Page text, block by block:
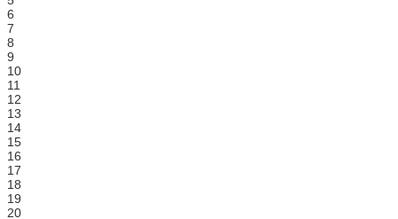
6
7
8
9
10
11
12
13
14
15
16
17
18
19
20